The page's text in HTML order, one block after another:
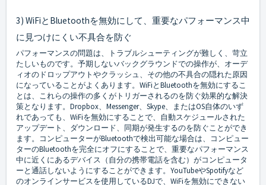
3) WiFiとBluetoothを無効にして、重要なパフォーマンス中
に見つけにくい不具合を防ぐ
パフォーマンスの問題は、トラブルシューティングが難しく、苛立
たしいものです。予期しないバックグラウンドでの操作が、オーデ
ィオのドロップアウトやクラッシュ、その他の不具合の隠れた原因
になっていることがよくあります。WiFiとBluetoothを無効にするこ
とは、これらの操作の多くがトリガーされるのを防ぐ効果的な解決
策となります。Dropbox、Messenger、Skype、またはOS自体のいず
れであっても、WiFiを無効にすることで、自動スケジュールされた
アップデート、ダウンロード、同期が発生するのを防ぐことができ
ます。コンピューターがBluetoothで検出可能な場合は、コンピュー
ターのBluetoothを完全にオフにすることで、重要なパフォーマンス
中に近くにあるデバイス（自分の携帯電話を含む）がコンピュータ
ーと通話しないようにすることができます。YouTubeやSpotifyなど
のオンラインサービスを使用しているDJで、WiFiを無効にできない